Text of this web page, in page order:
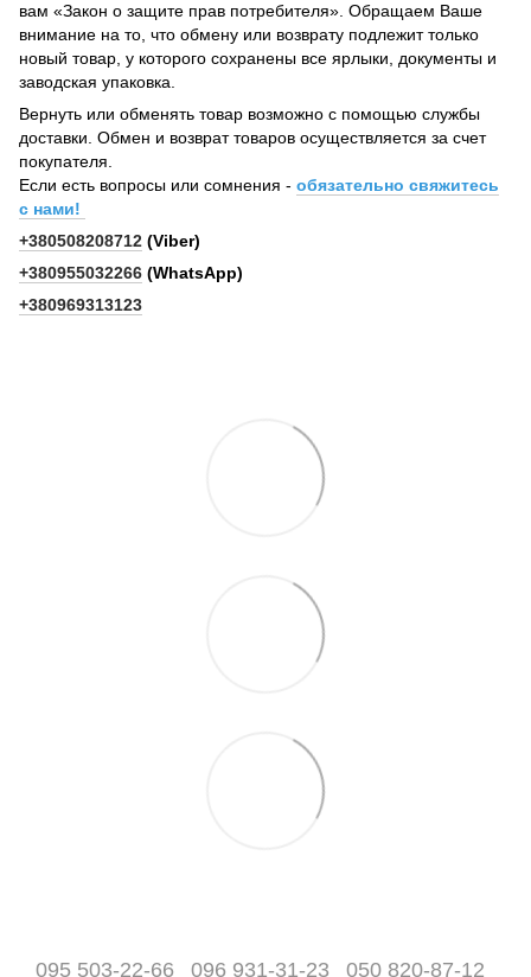
вам «Закон о защите прав потребителя». Обращаем Ваше
внимание на то, что обмену или возврату подлежит только
новый товар, у которого сохранены все ярлыки, документы и
заводская упаковка.
Вернуть или обменять товар возможно с помощью службы
доставки. Обмен и возврат товаров осуществляется за счет
покупателя.
Если есть вопросы или сомнения - обязательно свяжитесь
с нами!
+380508208712 (Viber)
+380955032266 (WhatsApp)
+380969313123
095 503-22-66 096 931-31-23 050 820-87-12